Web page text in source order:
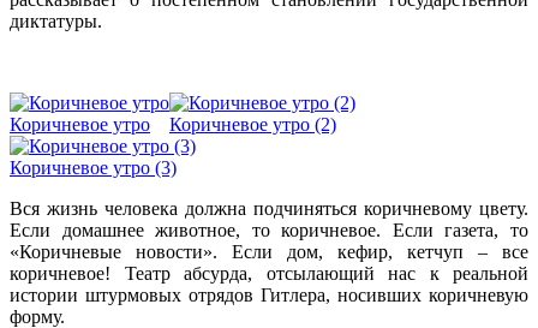
диктатуры.
Коричневое утро Коричневое утро (2)
Коричневое утро (3)
Вся жизнь человека должна подчиняться коричневому цвету.
Если домашнее животное, то коричневое. Если газета, то
«Коричневые новости». Если дом, кефир, кетчуп – все
коричневое! Театр абсурда, отсылающий нас к реальной
истории штурмовых отрядов Гитлера, носивших коричневую
форму.